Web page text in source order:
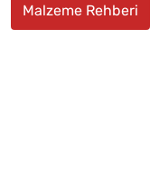
Malzeme Rehberi